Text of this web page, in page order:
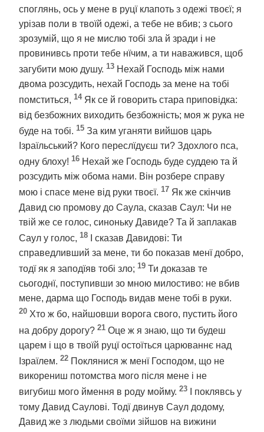
споглянь, ось у мене в руцї клапоть з одежі твоєї; я
урізав поли в твоїй одежі, а тебе не вбив; з сього
зрозумій, що я не мислю тобі зла й зради і не
провинивсь проти тебе нїчим, а ти наважився, щоб
загубити мою душу. 13 Нехай Господь між нами
двома розсудить, нехай Господь за мене на тобі
помститься, 14 Як се й говорить стара приповідка:
від безбожних виходить безбожність; моя ж рука не
буде на тобі. 15 За ким уганяти вийшов царь
Ізраїльський? Кого переслїдуєш ти? Здохлого пса,
одну блоху! 16 Нехай же Господь буде суддею та й
розсудить між обома нами. Він розбере справу
мою і спасе мене від руки твоєї. 17 Як же скінчив
Давид сю промову до Саула, сказав Саул: Чи не
твій же се голос, синоньку Давиде? Та й заплакав
Саул у голос, 18
І сказав Давидові: Ти
справедливший за мене, ти бо показав менї добро,
тодї як я заподїяв тобі зло; 19 Ти доказав те
сьогоднї, поступивши зо мною милостиво: не вбив
мене, дарма що Господь видав мене тобі в руки.
20 Хто ж бо, найшовши ворога свого, пустить його
на добру дорогу? 21 Оце ж я знаю, що ти будеш
царем і що в твоїй руцї остоїться царюваннє над
Ізраїлем. 22 Поклянися ж менї Господом, що не
викорениш потомства мого після мене і не
вигубиш мого ймення в роду мойму. 23
І поклявсь у
тому Давид Саулові. Тодї двинув Саул додому,
Давид же з людьми своїми зійшов на вижини